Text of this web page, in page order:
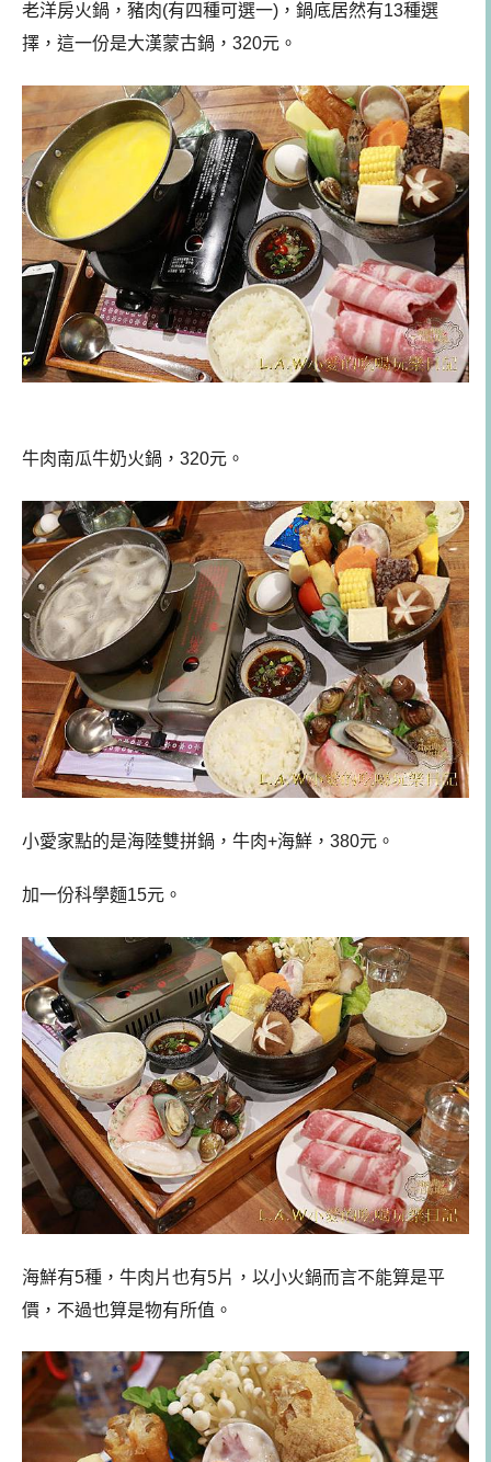
老洋房火鍋，豬肉(有四種可選一)，鍋底居然有13種選
擇，這一份是大漢蒙古鍋，320元。
牛肉南瓜牛奶火鍋，320元。
小愛家點的是海陸雙拼鍋，牛肉+海鮮，380元。
加一份科學麵15元。
海鮮有5種，牛肉片也有5片，以小火鍋而言不能算是平
價，不過也算是物有所值。